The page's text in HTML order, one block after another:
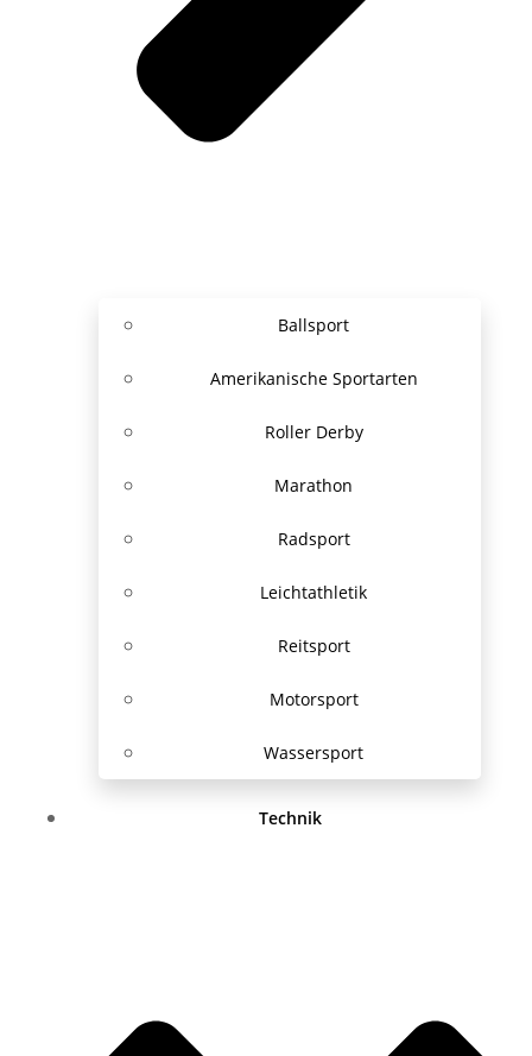
Ballsport
Amerikanische Sportarten
Roller Derby
Marathon
Radsport
Leichtathletik
Reitsport
Motorsport
Wassersport
Technik